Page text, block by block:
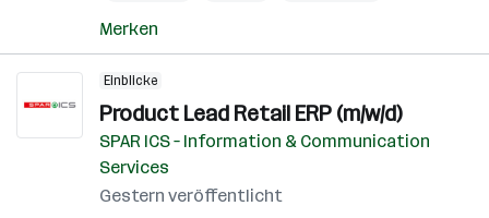
Merken
Einblicke
Product Lead Retail ERP (m/w/d)
SPAR ICS – Information & Communication
Services
Gestern veröffentlicht